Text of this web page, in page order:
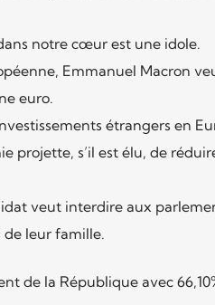
notre cœur est une idole.
Emmanuel Macron
euro.
étrangers en
projette, s’il est élu, de
veut interdire aux
de leur famille.
de la République avec